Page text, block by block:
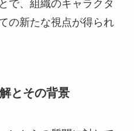
で、組織のキャラクタ
の新たな視点が得られ
とその背景